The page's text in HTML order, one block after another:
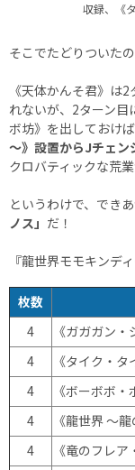
収録、《
そこでたどりついた
《天体かんそ君》は
れないが、2ターン
ボ坊》を出しておけば
～》設置からJチェン
クロバティックな荒
というわけで、でき
ノス」 だ！
『龍世界モモキンデ
枚数
4
《ガガガン・
4
《タイク・タ
4
《ボーボボ・
4
《龍世界 ～
4
《竜のフレア